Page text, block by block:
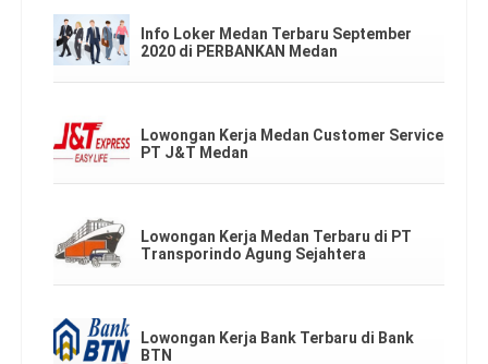
Info Loker Medan Terbaru September
2020 di PERBANKAN Medan
Lowongan Kerja Medan Customer Service
PT J&T Medan
Lowongan Kerja Medan Terbaru di PT
Transporindo Agung Sejahtera
Lowongan Kerja Bank Terbaru di Bank
BTN